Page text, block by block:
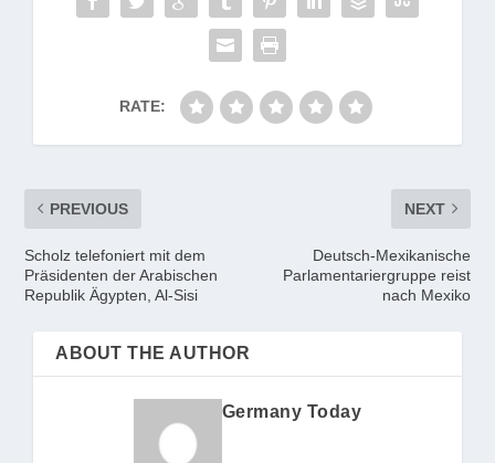
RATE:
PREVIOUS
Scholz telefoniert mit dem
Präsidenten der Arabischen
Republik Ägypten, Al-Sisi
NEXT
Deutsch-Mexikanische
Parlamentariergruppe reist
nach Mexiko
ABOUT THE AUTHOR
Germany Today